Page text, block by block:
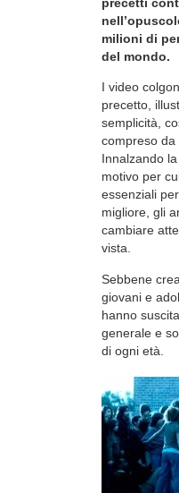
milioni di
del mondo.
I video
precetto,
semplicità,
compreso da
Innalzando
motivo per
essenziali
migliore, gli
cambiare
vista.
Sebbene
giovani e
hanno
generale e
di ogni età.